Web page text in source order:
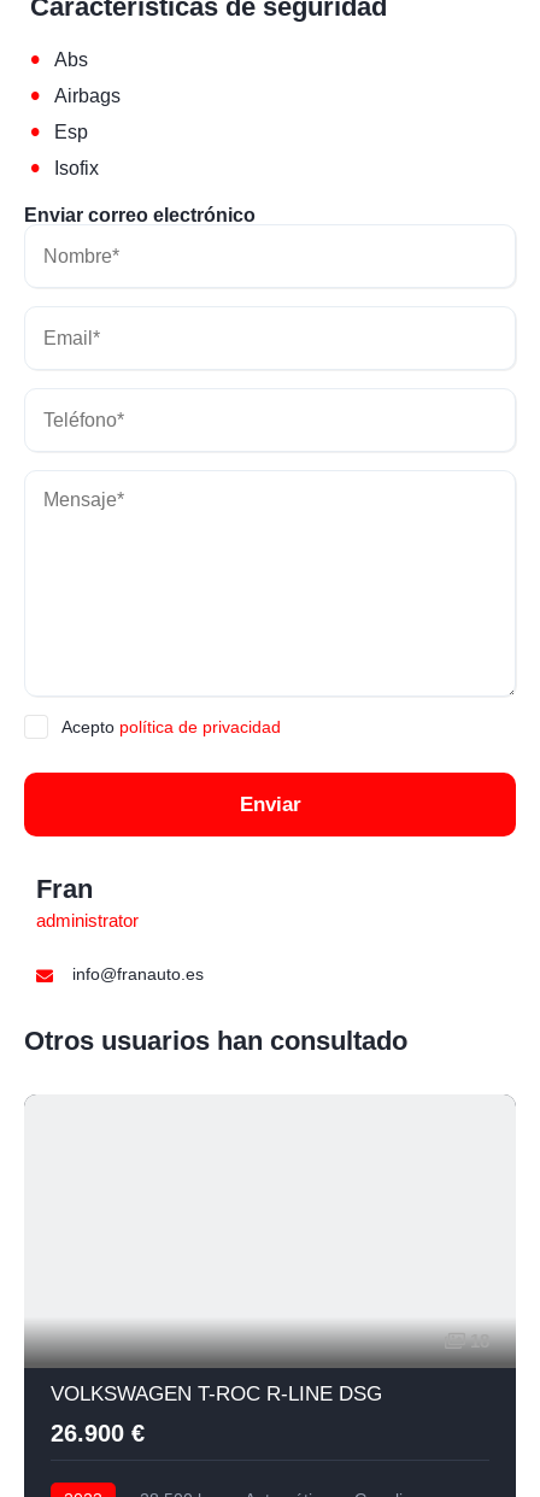
Características de seguridad
• Abs
• Airbags
• Esp
• Isofix
Enviar correo electrónico
Acepto política de privacidad
Enviar
Fran
administrator
info@franauto.es
Otros usuarios han consultado
18
VOLKSWAGEN T-ROC R-LINE DSG
26.900 €